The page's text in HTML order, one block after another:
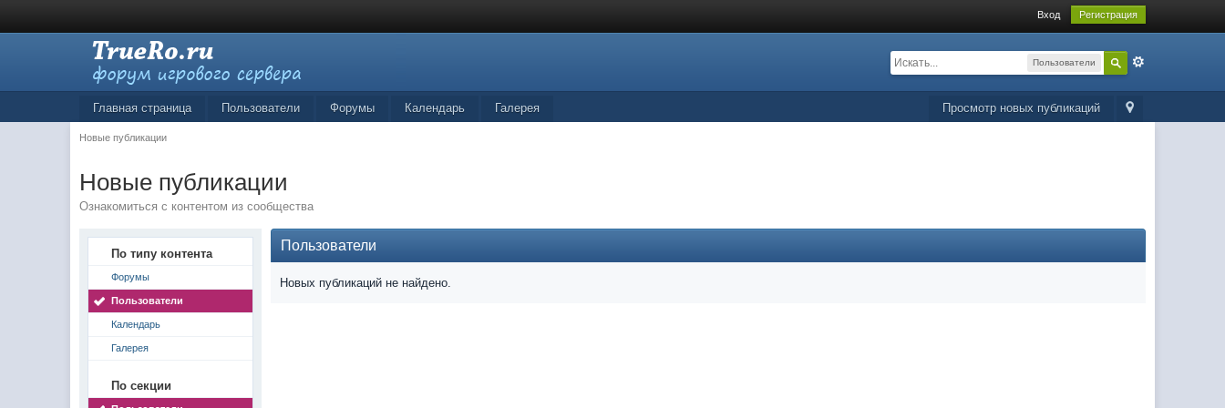
Вход Регистрация
Пользователи
Просмотр новых публикаций
Главная страница Пользователи Форумы Календарь Галерея
Новые публикации
Новые публикации
Ознакомиться с контентом из сообщества
По типу контента
Форумы
Пользователи
Календарь
Галерея
По секции
Пользователи
Новых публикаций не найдено.